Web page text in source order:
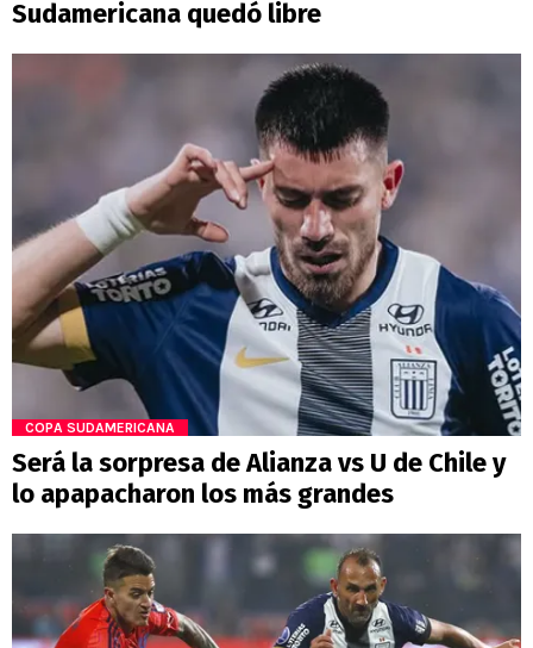
Sudamericana quedó libre
COPA SUDAMERICANA
Será la sorpresa de Alianza vs U de Chile y
lo apapacharon los más grandes